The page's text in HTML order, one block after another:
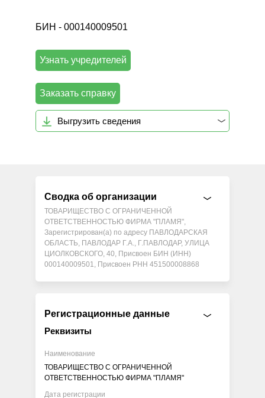
БИН - 000140009501
Узнать учредителей
Заказать справку
Выгрузить сведения
Сводка об организации
ТОВАРИЩЕСТВО С ОГРАНИЧЕННОЙ
ОТВЕТСТВЕННОСТЬЮ ФИРМА "ПЛАМЯ",
Зарегистрирован(а) по адресу ПАВЛОДАРСКАЯ
ОБЛАСТЬ, ПАВЛОДАР Г.А., Г.ПАВЛОДАР, УЛИЦА
ЦИОЛКОВСКОГО, 40, Присвоен БИН (ИНН)
000140009501, Присвоен РНН 451500008868
Регистрационные данные
Реквизиты
Наименование
ТОВАРИЩЕСТВО С ОГРАНИЧЕННОЙ
ОТВЕТСТВЕННОСТЬЮ ФИРМА "ПЛАМЯ"
Дата регистрации